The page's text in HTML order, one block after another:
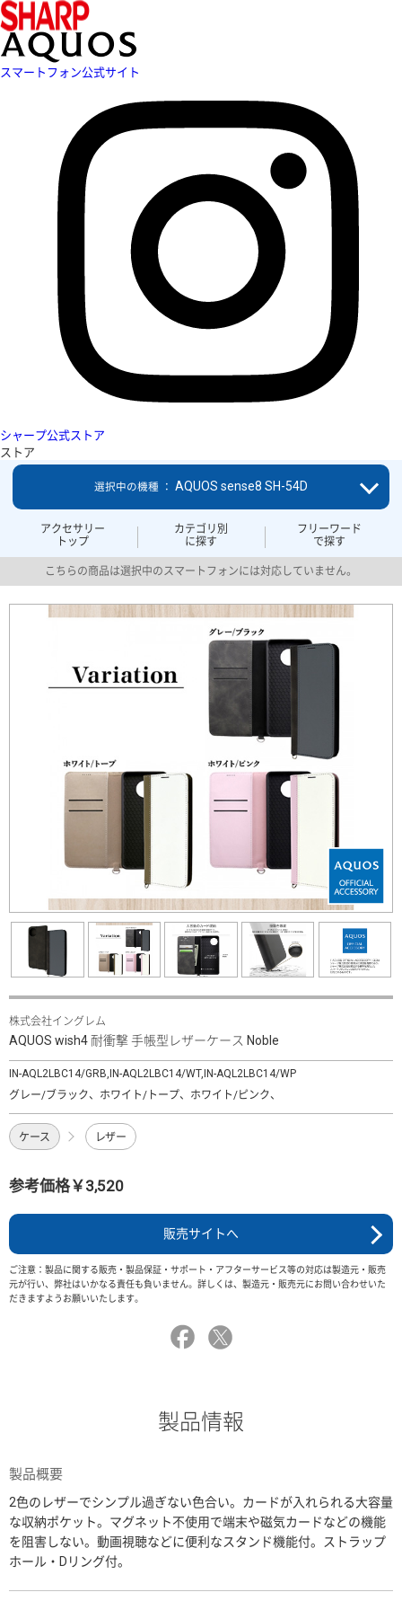
スマートフォン公式サイト
シャープ公式ストア
ストア
アクセサリー
トップ
カテゴリ別
に探す
フリーワード
で探す
選択中の機種 ： AQUOS sense8 SH-54D
こちらの商品は選択中のスマートフォンには対応していません。
株式会社イングレム
AQUOS wish4 耐衝撃 手帳型レザーケース Noble
IN-AQL2LBC14/GRB,IN-AQL2LBC14/WT,IN-AQL2LBC14/WP
グレー/ブラック、ホワイト/トープ、ホワイト/ピンク、
ケース レザー
参考価格￥3,520
販売サイトへ
ご注意：製品に関する販売・製品保証・サポート・アフターサービス等の対応は製造元・販売
元が行い、弊社はいかなる責任も負いません。詳しくは、製造元・販売元にお問い合わせいた
だきますようお願いいたします。
製品情報
製品概要
2色のレザーでシンプル過ぎない色合い。カードが入れられる大容量
な収納ポケット。マグネット不使用で端末や磁気カードなどの機能
を阻害しない。動画視聴などに便利なスタンド機能付。ストラップ
ホール・Dリング付。